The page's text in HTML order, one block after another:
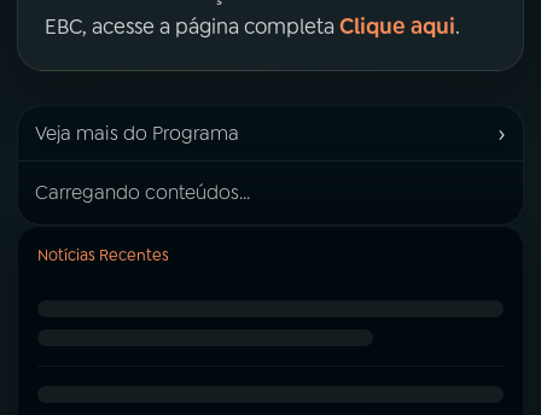
EBC, acesse a página completa Clique aqui.
Veja mais do Programa ›
Carregando conteúdos...
Notícias Recentes